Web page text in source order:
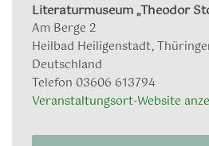
Literaturmuseum „Theodor
Am Berge 2
Heilbad Heiligenstadt,
Deutschland
Telefon 03606 613794
Veranstaltungsort-Website